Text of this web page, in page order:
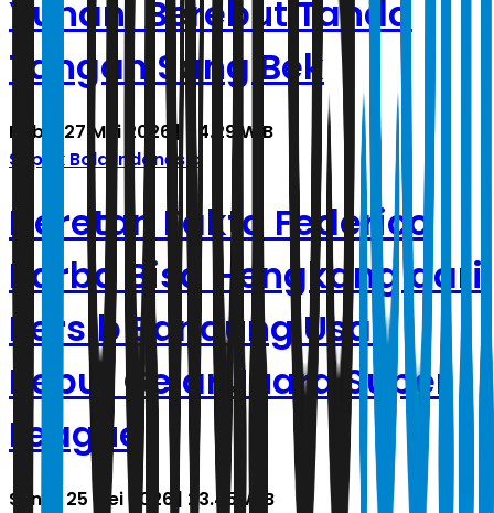
Yunani Berebut Tanda
Tangan Sang Bek
Rabu, 27 Mei 2026 | 04.29 WIB
Sepak Bola Indonesia
Deretan Fakta Federico
Barba Bisa Hengkang dari
Persib Bandung Usai
Rebut Gelar Juara Super
League
Senin, 25 Mei 2026 | 23.45 WIB